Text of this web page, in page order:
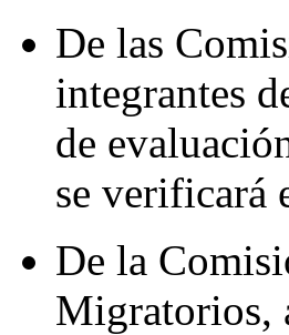
De las
integrantes
de
se verificará
De la
Migratorios,